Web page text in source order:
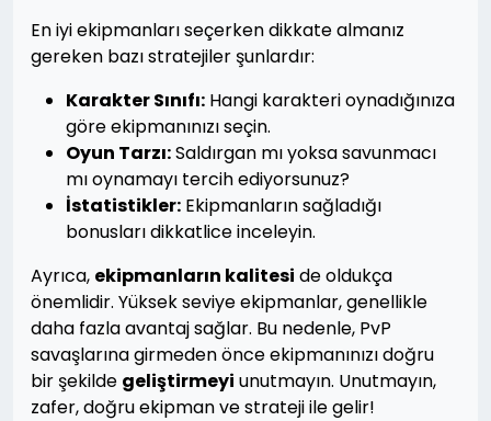
En iyi ekipmanları seçerken dikkate almanız
gereken bazı stratejiler şunlardır:
Karakter Sınıfı: Hangi karakteri oynadığınıza
göre ekipmanınızı seçin.
Oyun Tarzı:Saldırgan mı yoksa savunmacı
mı oynamayı tercih ediyorsunuz?
İstatistikler: Ekipmanların sağladığı
bonusları dikkatlice inceleyin.
Ayrıca, ekipmanların kalitesi de oldukça
önemlidir. Yüksek seviye ekipmanlar, genellikle
daha fazla avantaj sağlar. Bu nedenle, PvP
savaşlarına girmeden önce ekipmanınızı doğru
bir şekilde geliştirmeyi unutmayın. Unutmayın,
zafer, doğru ekipman ve strateji ile gelir!